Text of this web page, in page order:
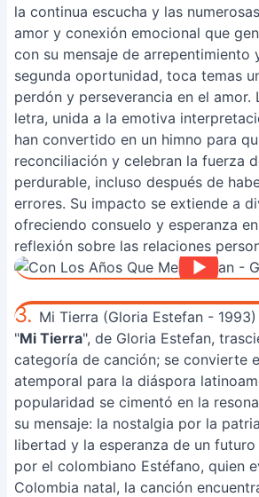
la continua escucha y las
amor y conexión emocional que
con su mensaje de arrepentimiento
segunda oportunidad, toca temas
perdón y perseverancia en el amor.
letra, unida a la emotiva
han convertido en un himno para
reconciliación y celebran la fuerza
perdurable, incluso después de
errores. Su impacto se extiende a
ofreciendo consuelo y esperanza
reflexión sobre las relaciones
3. Mi Tierra (Gloria Estefan - 1993)
"Mi Tierra", de Gloria Estefan,
categoría de canción; se convierte
atemporal para la diáspora
popularidad se cimentó en la
su mensaje: la nostalgia por la
libertad y la esperanza de un futuro
por el colombiano Estéfano, quien
Colombia natal, la canción